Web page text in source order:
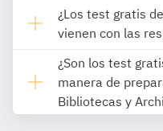
¿Los test gratis
vienen con las
¿Son los test
manera de
Bibliotecas y